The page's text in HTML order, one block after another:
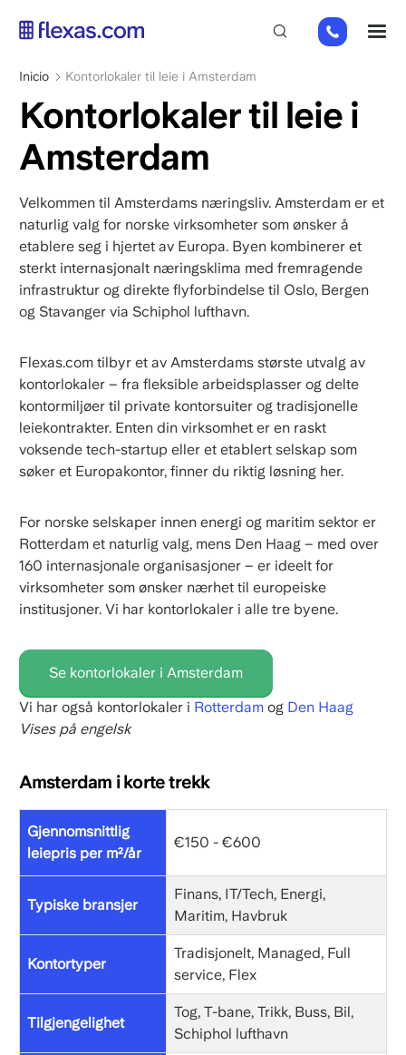
principal
+31
202
Sobrescribir
enlaces
de
ayuda
a
navegación
Inicio Kontorlokaler til leie i Amsterdam
Kontorlokaler til leie i
Amsterdam
Velkommen til Amsterdams næringsliv. Amsterdam er et
naturlig valg for norske virksomheter som ønsker å
etablere seg i hjertet av Europa. Byen kombinerer et
sterkt internasjonalt næringsklima med fremragende
infrastruktur og direkte flyforbindelse til Oslo, Bergen
og Stavanger via Schiphol lufthavn.
Flexas.com tilbyr et av Amsterdams største utvalg av
kontorlokaler – fra fleksible arbeidsplasser og delte
kontormiljøer til private kontorsuiter og tradisjonelle
leiekontrakter. Enten din virksomhet er en raskt
voksende tech-startup eller et etablert selskap som
søker et Europakontor, finner du riktig løsning her.
For norske selskaper innen energi og maritim sektor er
Rotterdam et naturlig valg, mens Den Haag – med over
160 internasjonale organisasjoner – er ideelt for
virksomheter som ønsker nærhet til europeiske
institusjoner. Vi har kontorlokaler i alle tre byene.
Se kontorlokaler i Amsterdam
Vi har også kontorlokaler i Rotterdamog Den Haag
Vises på engelsk
Amsterdam i korte trekk
Gjennomsnittlig
leiepris per m²/år
€150 - €600
Typiske bransjer
Finans, IT/Tech, Energi,
Maritim, Havbruk
Kontortyper
Tradisjonelt, Managed, Full
service, Flex
Tilgjengelighet
Tog, T-bane, Trikk, Buss, Bil,
Schiphol lufthavn